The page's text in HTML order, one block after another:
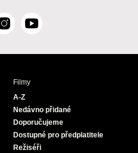
I
s
Y
u
Filmy
A-Z
Nedávno přidané
Doporučujeme
Dostupné pro předplatitele
Režiséři